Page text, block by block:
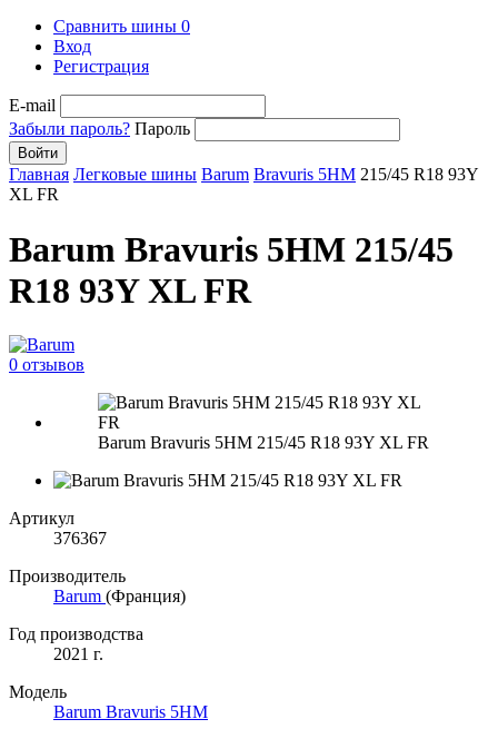
Сравнить шины 0
Вход
Регистрация
E-mail
Забыли пароль? Пароль
Войти
Главная Легковые шины Barum Bravuris 5HM 215/45 R18 93Y
XL FR
Barum Bravuris 5HM 215/45
R18 93Y XL FR
0 отзывов
Barum Bravuris 5HM 215/45 R18 93Y XL FR
Артикул
376367
Производитель
Barum (Франция)
Год производства
2021 г.
Модель
Barum Bravuris 5HM